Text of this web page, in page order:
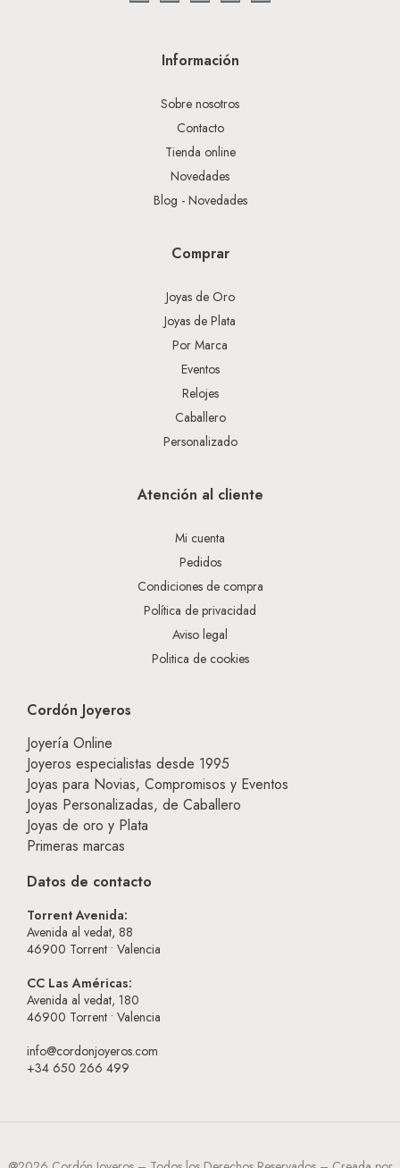
Información
Sobre nosotros
Contacto
Tienda online
Novedades
Blog - Novedades
Comprar
Joyas de Oro
Joyas de Plata
Por Marca
Eventos
Relojes
Caballero
Personalizado
Atención al cliente
Mi cuenta
Pedidos
Condiciones de compra
Política de privacidad
Aviso legal
Politica de cookies
Cordón Joyeros
Joyería Online
Joyeros especialistas desde 1995
Joyas para Novias, Compromisos y Eventos
Joyas Personalizadas, de Caballero
Joyas de oro y Plata
Primeras marcas
Datos de contacto
Torrent Avenida:
Avenida al vedat, 88
46900 Torrent • Valencia
CC Las Américas:
Avenida al vedat, 180
46900 Torrent • Valencia
info@cordonjoyeros.com
+34 650 266 499